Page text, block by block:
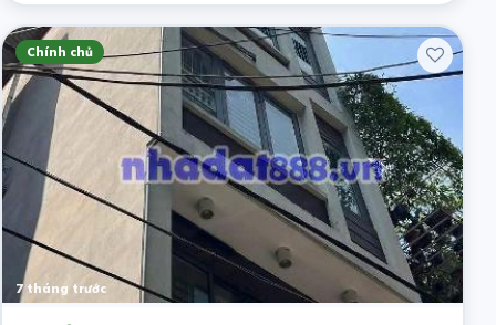
Chính chủ
7 tháng trước